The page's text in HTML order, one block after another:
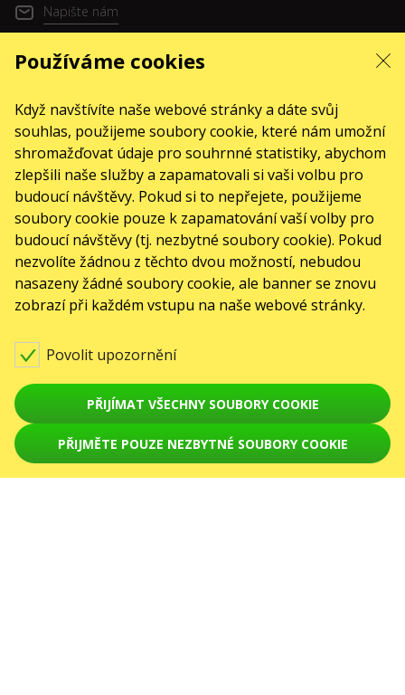
VYPRODÁNO
Používáme cookies
Když navštívíte naše webové stránky a dáte svůj
souhlas, použijeme soubory cookie, které nám umožní
shromažďovat údaje pro souhrnné statistiky, abychom
zlepšili naše služby a zapamatovali si vaši volbu pro
budoucí návštěvy. Pokud si to nepřejete, použijeme
soubory cookie pouze k zapamatování vaší volby pro
budoucí návštěvy (tj. nezbytné soubory cookie). Pokud
nezvolíte žádnou z těchto dvou možností, nebudou
nasazeny žádné soubory cookie, ale banner se znovu
zobrazí při každém vstupu na naše webové stránky.
Povolit upozornění
PŘIJÍMAT VŠECHNY SOUBORY COOKIE
PŘIJMĚTE POUZE NEZBYTNÉ SOUBORY COOKIE
Napište nám
sale@karabas.pl
22585010, se sídlem Chotěšovská 680/1
190 00 Praha - Letňany, zapsané v obchodním rejstříku vedeném Městským
soudem v Praze, oddíl C, vložka 418867.
AKCE
Koncerty
Divadla
září 2026 October 2026 November 2026 December 2026 January 2027
February 2027 March 2027 April 2027
Dodání a platba
Mapa stránek
O NÁS
front.news.title
Pro organizátory